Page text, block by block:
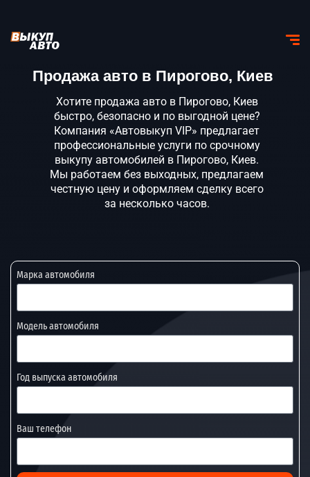
Продажа авто в Пирогово, Киев
Хотите продажа авто в Пирогово, Киев
быстро, безопасно и по выгодной цене?
Компания «Автовыкуп VIP» предлагает
профессиональные услуги по срочному
выкупу автомобилей в Пирогово, Киев.
Мы работаем без выходных, предлагаем
честную цену и оформляем сделку всего
за несколько часов.
Марка автомобиля
Модель автомобиля
Год выпуска автомобиля
Ваш телефон